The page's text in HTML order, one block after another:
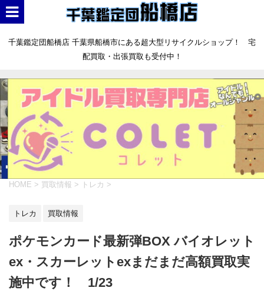
千葉鑑定団船橋店 千葉県船橋市にある超大型リサイクルショップ！ 宅
配買取・出張買取も受付中！
HOME > 買取情報 > トレカ >
トレカ 買取情報
ポケモンカード最新弾BOX バイオレット
ex・スカーレットexまだまだ高額買取実
施中です！ 1/23